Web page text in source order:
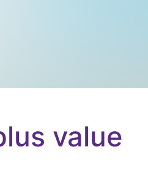
value